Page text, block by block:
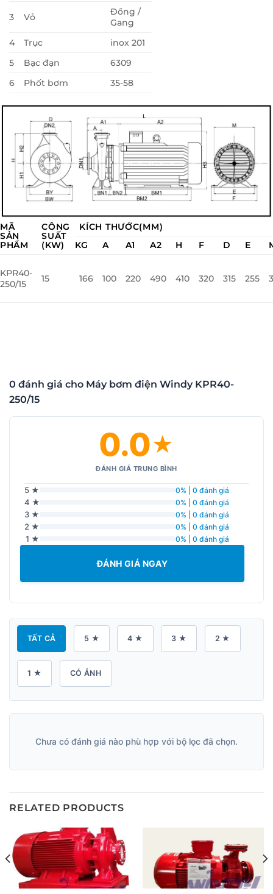
3 Vỏ
Đồng /
Gang
4
Trục
inox 201
5
Bạc đạn
6309
6
Phốt bơm 35-58
MÃ
SẢN
PHẨM
CÔNG
SUẤT
(KW)
KÍCH THƯỚC(MM)
KG
A A1 A2 H F D E
KPR40-
250/15
15 166 100 220 490 410 320 315 255
0 đánh giá cho Máy bơm điện Windy KPR40-
250/15
0.0★
ĐÁNH GIÁ TRUNG BÌNH
5 ★ 0% | 0 đánh giá
4 ★ 0% | 0 đánh giá
3 ★ 0% | 0 đánh giá
2 ★ 0% | 0 đánh giá
1 ★ 0% | 0 đánh giá
ĐÁNH GIÁ NGAY
TẤT CẢ 5 ★ 4 ★ 3 ★ 2 ★
1 ★ CÓ ẢNH
Chưa có đánh giá nào phù hợp với bộ lọc đã chọn.
RELATED PRODUCTS